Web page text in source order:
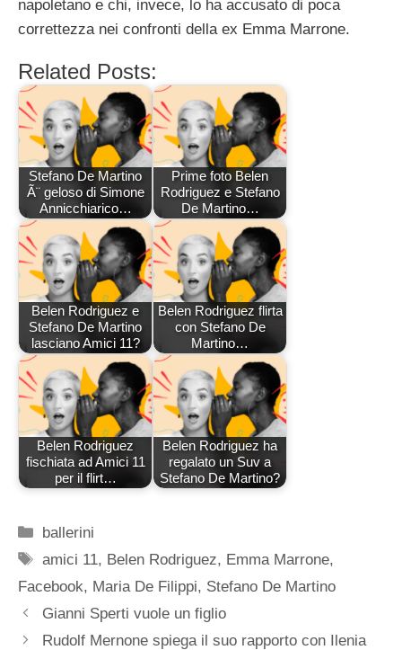
napoletano e chi, invece, lo ha accusato di poca
correttezza nei confronti della ex Emma Marrone.
Related Posts:
Stefano De Martino
Ã¨ geloso di Simone
Annicchiarico…
Prime foto Belen
Rodriguez e Stefano
De Martino…
Belen Rodriguez e
Stefano De Martino
lasciano Amici 11?
Belen Rodriguez flirta
con Stefano De
Martino…
Belen Rodriguez
fischiata ad Amici 11
per il flirt…
Belen Rodriguez ha
regalato un Suv a
Stefano De Martino?
Categorie
ballerini
Tag
amici 11, Belen Rodriguez, Emma Marrone,
Facebook, Maria De Filippi, Stefano De Martino
Gianni Sperti vuole un figlio
Rudolf Mernone spiega il suo rapporto con Ilenia